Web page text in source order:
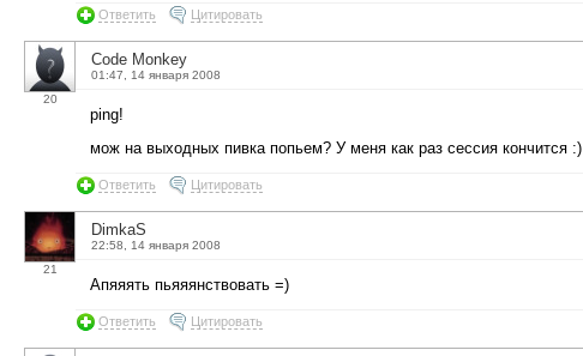
Ответить Цитировать
20
Code Monkey
01:47, 14 января 2008
ping!
мож на выходных пивка попьем? У меня как раз сессия кончится :)
Ответить Цитировать
21
DimkaS
22:58, 14 января 2008
Апяяять пьяяянствовать =)
Ответить Цитировать